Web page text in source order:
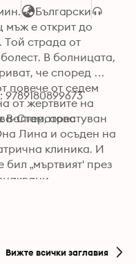
Български
е открит до
Той страда от
В болницата,
че според
повече от седем
от жертвите на
арестуван
Лина и осъден на
клиника. И
„мъртвият' през
да отвори
е
Стаматова
Вижте всички заглавия